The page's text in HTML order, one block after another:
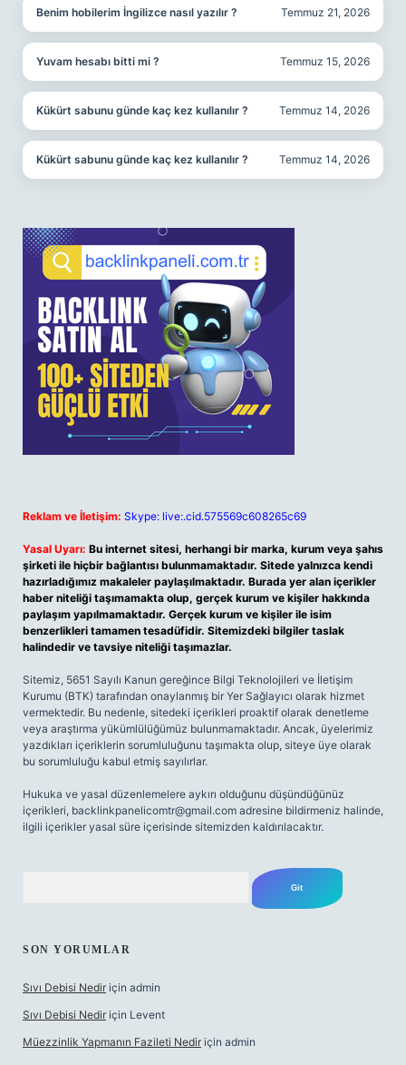
Benim hobilerim İngilizce nasıl yazılır ? Temmuz 21, 2026
Yuvam hesabı bitti mi ? Temmuz 15, 2026
Kükürt sabunu günde kaç kez kullanılır ? Temmuz 14, 2026
Kükürt sabunu günde kaç kez kullanılır ? Temmuz 14, 2026
Reklam ve İletişim: Skype: live:.cid.575569c608265c69
Yasal Uyarı: Bu internet sitesi, herhangi bir marka, kurum veya şahıs
şirketi ile hiçbir bağlantısı bulunmamaktadır. Sitede yalnızca kendi
hazırladığımız makaleler paylaşılmaktadır. Burada yer alan içerikler
haber niteliği taşımamakta olup, gerçek kurum ve kişiler hakkında
paylaşım yapılmamaktadır. Gerçek kurum ve kişiler ile isim
benzerlikleri tamamen tesadüfidir. Sitemizdeki bilgiler taslak
halindedir ve tavsiye niteliği taşımazlar.
Sitemiz, 5651 Sayılı Kanun gereğince Bilgi Teknolojileri ve İletişim
Kurumu (BTK) tarafından onaylanmış bir Yer Sağlayıcı olarak hizmet
vermektedir. Bu nedenle, sitedeki içerikleri proaktif olarak denetleme
veya araştırma yükümlülüğümüz bulunmamaktadır. Ancak, üyelerimiz
yazdıkları içeriklerin sorumluluğunu taşımakta olup, siteye üye olarak
bu sorumluluğu kabul etmiş sayılırlar.
Hukuka ve yasal düzenlemelere aykırı olduğunu düşündüğünüz
içerikleri, backlinkpanelicomtr@gmail.com adresine bildirmeniz halinde,
ilgili içerikler yasal süre içerisinde sitemizden kaldırılacaktır.
SON YORUMLAR
Sıvı Debisi Nedir için admin
Sıvı Debisi Nedir için Levent
Müezzinlik Yapmanın Fazileti Nedir için admin